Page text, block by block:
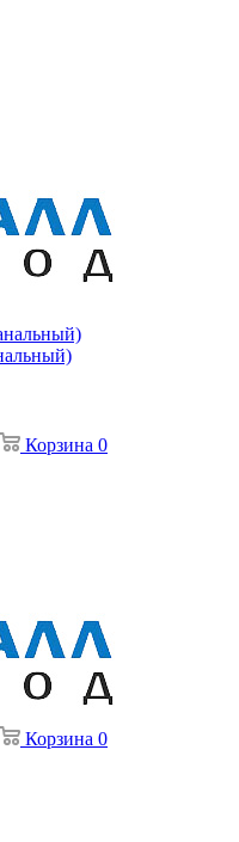
Корзина 0
Корзина 0